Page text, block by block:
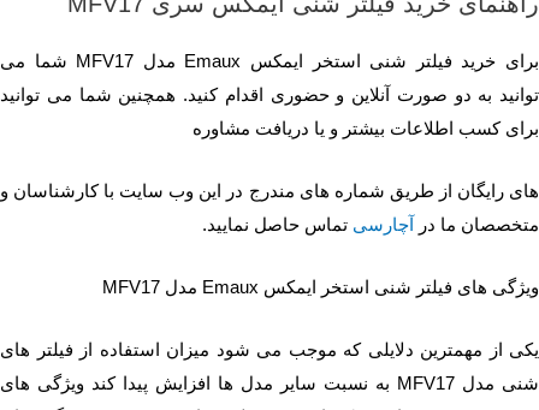
برای خرید فیلتر شنی استخر ایمکس Emaux مدل MFV17 شما می
توانید به دو صورت آنلاین و حضوری اقدام کنید. همچنین شما می توانید
برای کسب اطلاعات بیشتر و یا دریافت مشاوره
های رایگان از طریق شماره های مندرج در این وب سایت با کارشناسان و
متخصصان ما در آچارسی تماس حاصل نمایید.
ویژگی های فیلتر شنی استخر ایمکس Emaux مدل MFV17
یکی از مهمترین دلایلی که موجب می شود میزان استفاده از فیلتر های
شنی مدل MFV17 به نسبت سایر مدل ها افزایش پیدا کند ویژگی های